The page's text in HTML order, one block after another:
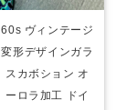
60s ヴィンテージ
変形デザインガラ
スカボション オ
ーロラ加工 ドイ